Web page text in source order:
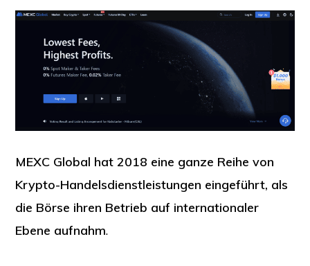
MEXC Global hat 2018 eine ganze Reihe von
Krypto-Handelsdienstleistungen eingeführt, als
die Börse ihren Betrieb auf internationaler
Ebene aufnahm.